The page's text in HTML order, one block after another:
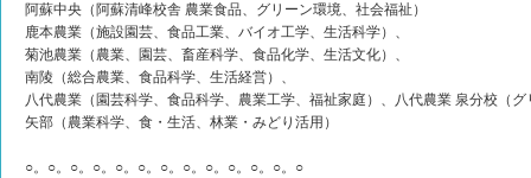
阿蘇中央（阿蘇清峰校舎 農業食品、グリーン環境、社会福祉）
鹿本農業（施設園芸、食品工業、バイオ工学、生活科学）、
菊池農業（農業、園芸、畜産科学、食品化学、生活文化）、
南陵（総合農業、食品科学、生活経営）、
八代農業（園芸科学、食品科学、農業工学、福祉家庭）、八代農業 泉分校（
矢部（農業科学、食・生活、林業・みどり活用）
○。○。○。○。○。○。○。○。○。○。○。○。○